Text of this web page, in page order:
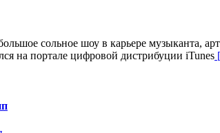
сольное шоу в карьере музыканта,
на портале цифровой дистрибуции iTunes